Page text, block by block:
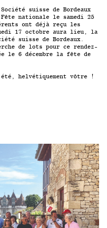
suisse de Bordeaux
nationale le samedi 25
ont déjà reçu les
17 octobre aura lieu, la
suisse de Bordeaux.
de lots pour ce rendez-
le 6 décembre la fête de
helvétiquement vôtre !